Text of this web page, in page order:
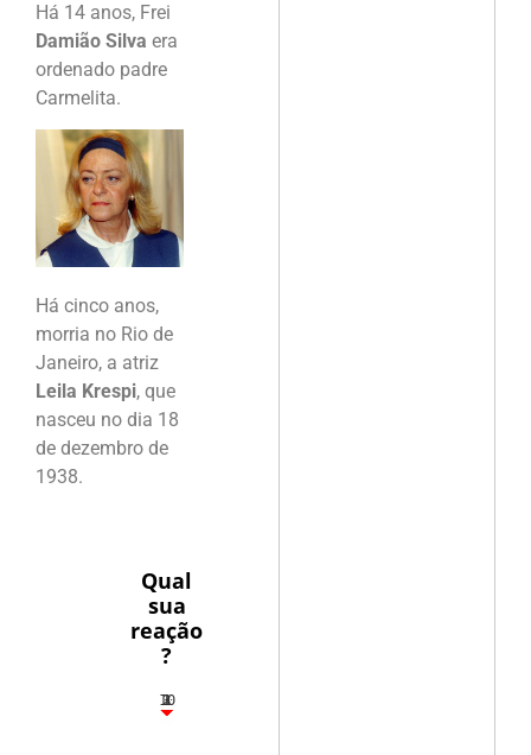
Há 14 anos, Frei
Damião Silva era
ordenado padre
Carmelita.
Há cinco anos,
morria no Rio de
Janeiro, a atriz
Leila Krespi, que
nasceu no dia 18
de dezembro de
1938.
Qual
sua
reação
?
3
1
1
2
10